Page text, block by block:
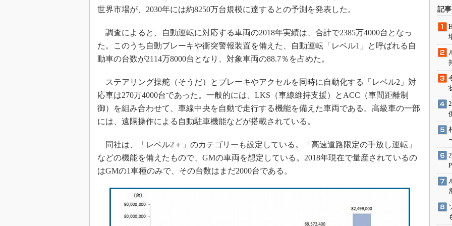
改革、執念の180日
イノベーションは日本を救うのか
JASA発IoT通信
「英語に愛されないエンジニア」の
ための新行動論
世界市場が、2030年には約8250万台規模に達するとの予測を発表した。
調査によると、自動運転に対応する車両の2018年実績は、合計で2385万4000台となっ
た。このうち自動ブレーキや衝突警報装置を備えた、自動運転「レベル1」と呼ばれる自
動車の台数が2114万8000台となり、対象車両の88.7％を占めた。
ステアリング操舵（そうだ）とブレーキやアクセルを同時に自動化する「レベル2」対
応車は270万4000台であった。一般的には、LKS（車線維持支援）とACC（車間距離制
御）を組み合わせて、車線中央を自動で走行する機能を備えた車両である。高級車の一部
には、遠隔操作による自動駐車機能などが搭載されている。
同社は、「レベル2＋」のカテゴリーも設定している。「高速道路限定の手放し運転」
などの機能を備えたもので、GMの車両を想定している。2018年現在で量産されているの
はGMの1車種のみで、その台数はまだ2000台である。
記